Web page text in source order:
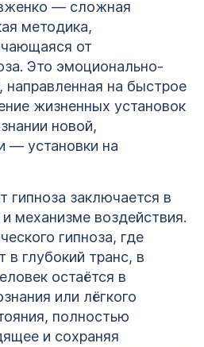
— сложная
методика,
от
Это эмоционально-
направленная на быстрое
жизненных установок
новой,
— установки на
гипноза заключается в
механизме воздействия.
гипноза, где
в глубокий транс, в
остаётся в
или лёгкого
полностью
и сохраняя